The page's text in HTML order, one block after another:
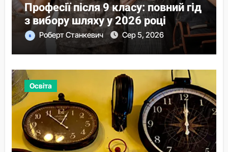
Професії після 9 класу: повний гід
з вибору шляху у 2026 році
Роберт Станкевич Сер 5, 2026
Освіта